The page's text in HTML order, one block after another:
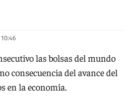
10:46
las bolsas del mundo
consecuencia del avance del
en la economía.